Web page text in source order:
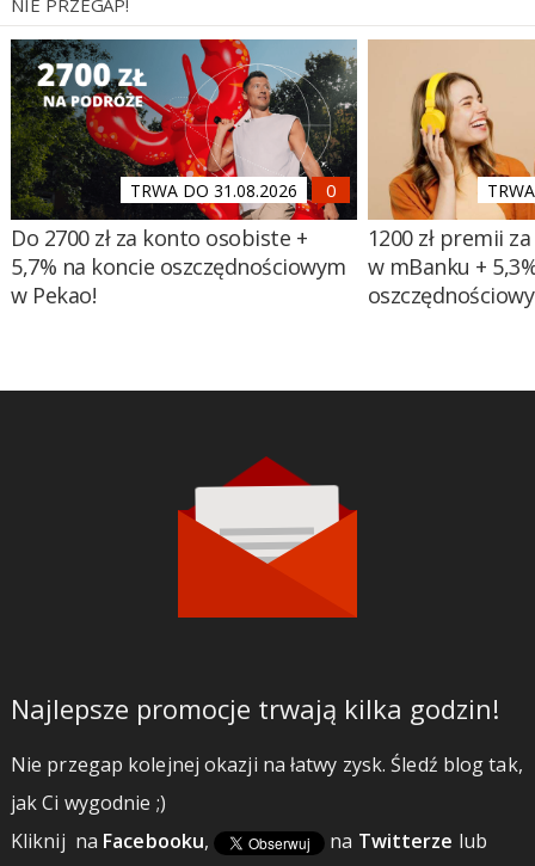
TRWA DO 31.08.2026
Do 2700 zł za konto osobiste +
5,7% na koncie oszczędnościowym
w Pekao!
1200 zł premii
w mBanku +
Najlepsze promocje trwają kilka godzin!
Nie przegap kolejnej okazji na łatwy zysk. Śledź blog tak,
jak Ci wygodnie ;)
Kliknij na Facebooku, na Twitterze lub